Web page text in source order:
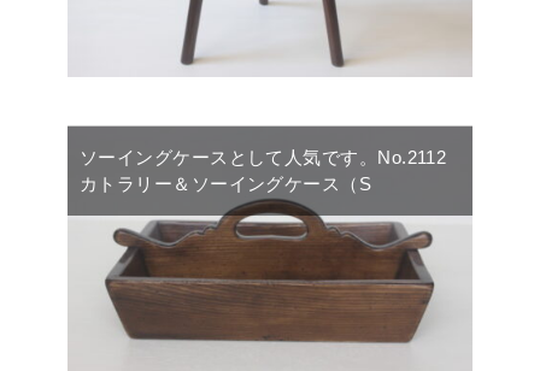
ソーイングケースとして人気です。No.2112
カトラリー＆ソーイングケース（S